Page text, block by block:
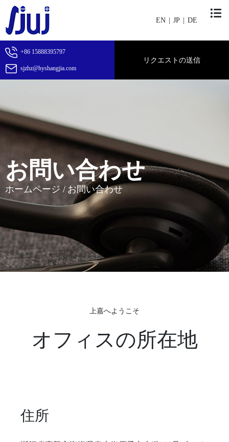
EN JP DE
+86 15888395797
sjzhz@hyshangjia.com
リクエストの送信
お問い合わせ
ホームページ / お問い合わせ
上嘉へようこそ
オフィスの所在地
住所